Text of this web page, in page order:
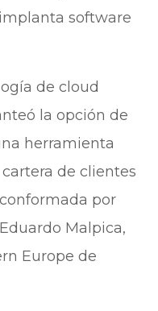
software
de cloud
la opción de
herramienta
de clientes
por
Malpica,
Europe de